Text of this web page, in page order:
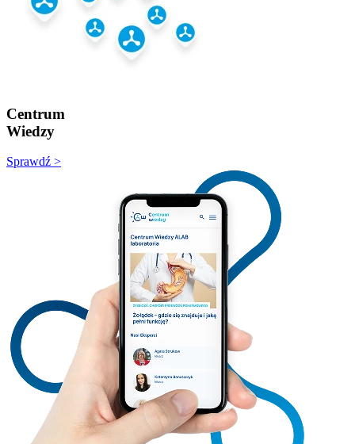
Centrum
Wiedzy
Sprawdź >